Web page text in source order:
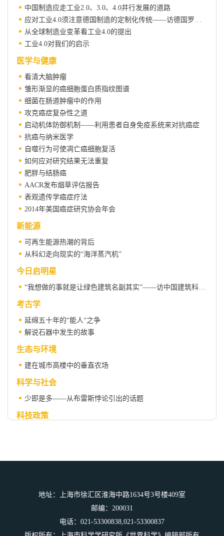
中国制造应走工业2.0、3.0、4.0并行发展的道路
从全球制造业变革看工业4.0的提出
工业4.0对我们的启示
医学与健康
看清大脑肿瘤
雏形渐显的癌细胞蛋白质指纹图谱
细菌在肠道肿瘤中的作用
攻克癌症复杂性之道
启动机体防御机制——利用患者自身免疫系统来对抗癌症
抗癌与纳米医学
自噬行为可使凋亡癌细胞复活
如何应对研究结果无法重复
肥胖与结肠癌
AACR发布烟草评估报告
表观遗传学癌症疗法
2014年美国癌症研究协会年会
新能源
可再生能源热潮的背后
从科幻走向现实的“海洋蒸汽机”
今日启明星
考古学
延绵五十年的“能人“之争
解说石器中发生的故事
生态与环境
建在城市高楼中的垂直农场
科学与社会
少即是多——从布雷斯悖论引出的话题
科技政策
科苑
科学人物
杰罗姆·卡尔勒（1918-2013）
地址：上海市徐汇区淮海中路1634号3号楼409室
邮编：200031
电话：021-53300838,021-53300837